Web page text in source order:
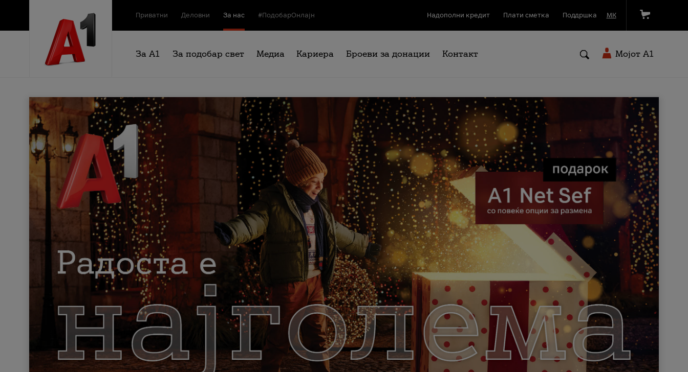
Приватни Деловни За нас #ПодобарОнлајн Надополни кредит Плати сметка Поддршка МК
За А1 За подобар свет Медиа Кариера Броеви за донации Контакт Мојот A1